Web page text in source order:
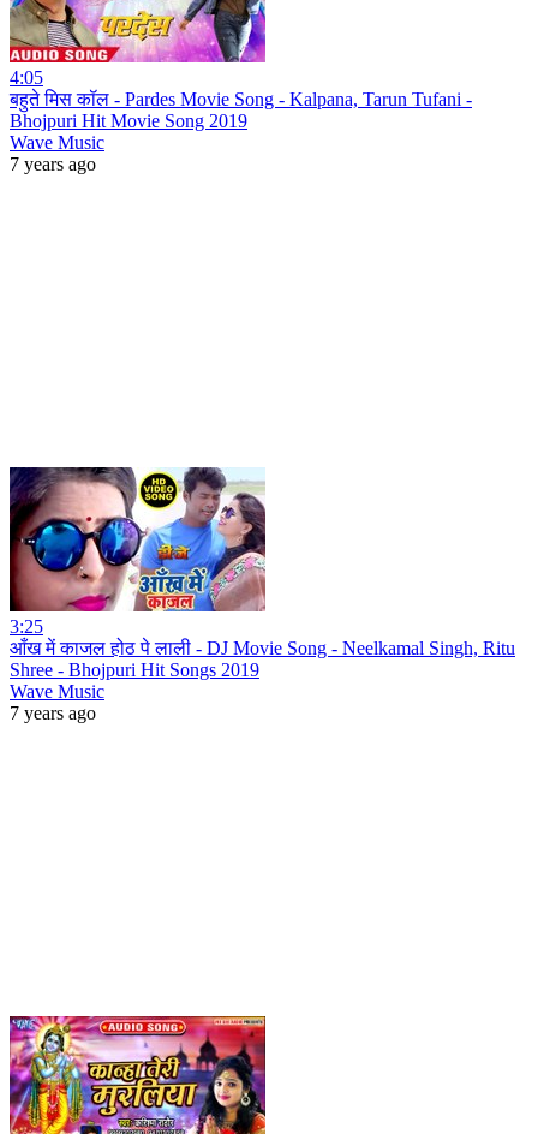
4:05
बहुते मिस कॉल - Pardes Movie Song - Kalpana, Tarun Tufani -
Bhojpuri Hit Movie Song 2019
Wave Music
7 years ago
3:25
आँख में काजल होठ पे लाली - DJ Movie Song - Neelkamal Singh, Ritu
Shree - Bhojpuri Hit Songs 2019
Wave Music
7 years ago